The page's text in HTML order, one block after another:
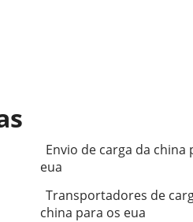
Envio de carga da china
eua
Transportadores de
china para os eua